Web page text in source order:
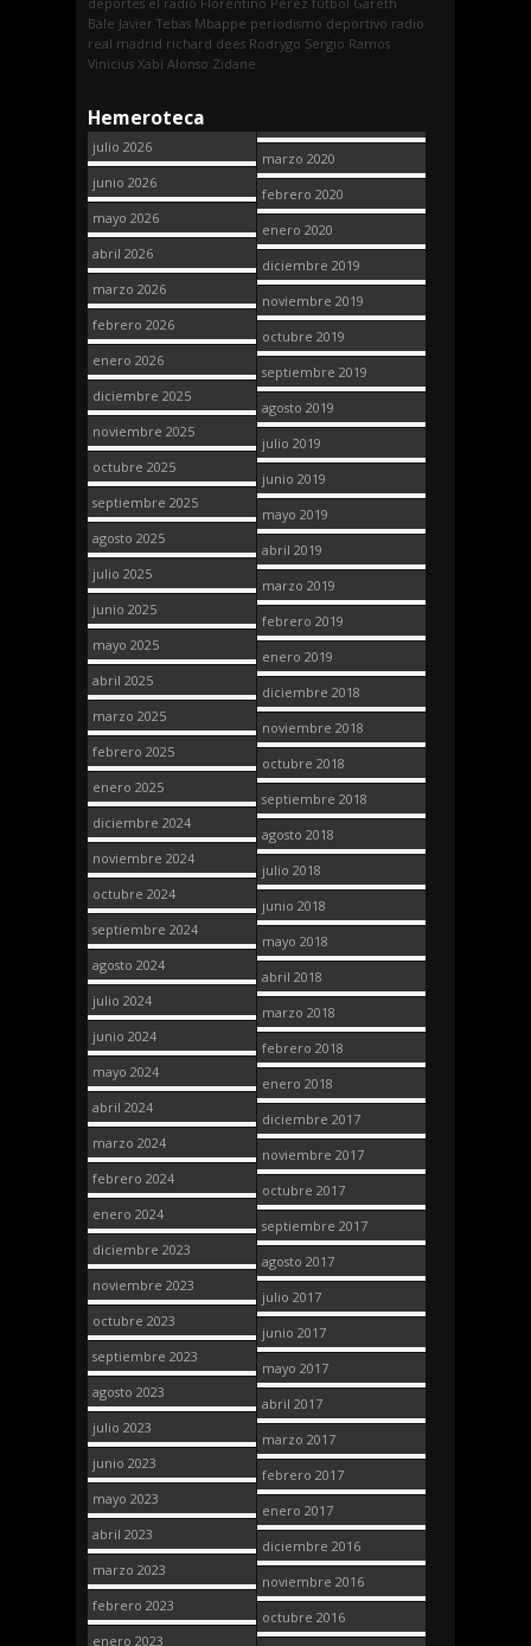
Bale Javier Tebas Mbappe periodismo deportivo radio
real madrid richard dees Rodrygo Sergio Ramos
Vinicius Xabi Alonso Zidane
Hemeroteca
julio 2026
junio 2026
mayo 2026
abril 2026
marzo 2026
febrero 2026
enero 2026
diciembre 2025
noviembre 2025
octubre 2025
septiembre 2025
agosto 2025
julio 2025
junio 2025
mayo 2025
abril 2025
marzo 2025
febrero 2025
enero 2025
diciembre 2024
noviembre 2024
octubre 2024
septiembre 2024
agosto 2024
julio 2024
junio 2024
mayo 2024
abril 2024
marzo 2024
febrero 2024
enero 2024
diciembre 2023
noviembre 2023
octubre 2023
septiembre 2023
agosto 2023
julio 2023
junio 2023
mayo 2023
abril 2023
marzo 2023
febrero 2023
enero 2023
marzo 2020
febrero 2020
enero 2020
diciembre 2019
noviembre 2019
octubre 2019
septiembre 2019
agosto 2019
julio 2019
junio 2019
mayo 2019
abril 2019
marzo 2019
febrero 2019
enero 2019
diciembre 2018
noviembre 2018
octubre 2018
septiembre 2018
agosto 2018
julio 2018
junio 2018
mayo 2018
abril 2018
marzo 2018
febrero 2018
enero 2018
diciembre 2017
noviembre 2017
octubre 2017
septiembre 2017
agosto 2017
julio 2017
junio 2017
mayo 2017
abril 2017
marzo 2017
febrero 2017
enero 2017
diciembre 2016
noviembre 2016
octubre 2016